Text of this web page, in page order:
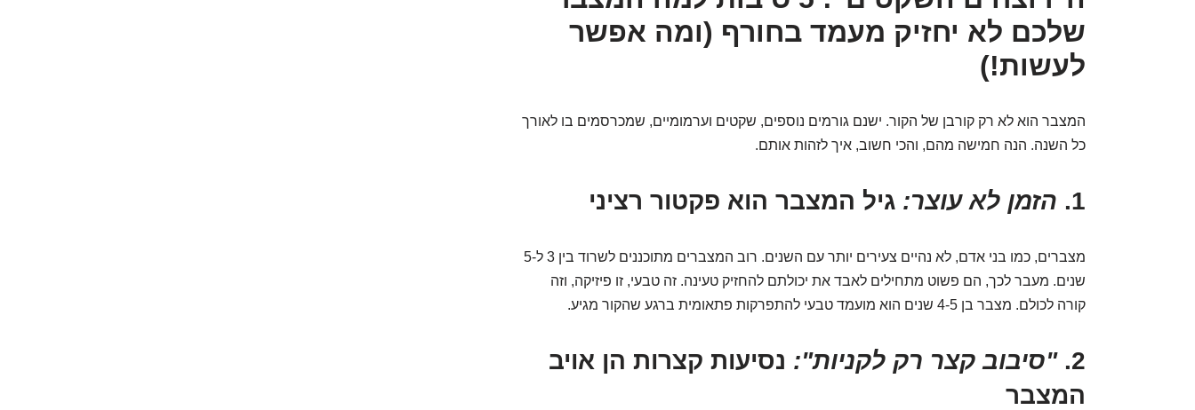
שלכם לא יחזיק מעמד בחורף (ומה אפשר
לעשות!)
המצבר הוא לא רק קורבן של הקור. ישנם גורמים נוספים, שקטים וערמומיים, שמכרסמים בו לאורך
כל השנה. הנה חמישה מהם, והכי חשוב, איך לזהות אותם.
1. הזמן לא עוצר: גיל המצבר הוא פקטור רציני
מצברים, כמו בני אדם, לא נהיים צעירים יותר עם השנים. רוב המצברים מתוכננים לשרוד בין 3 ל-5
שנים. מעבר לכך, הם פשוט מתחילים לאבד את יכולתם להחזיק טעינה. זה טבעי, זו פיזיקה, וזה
קורה לכולם. מצבר בן 4-5 שנים הוא מועמד טבעי להתפרקות פתאומית ברגע שהקור מגיע.
2. "סיבוב קצר רק לקניות": נסיעות קצרות הן אויב
המצבר